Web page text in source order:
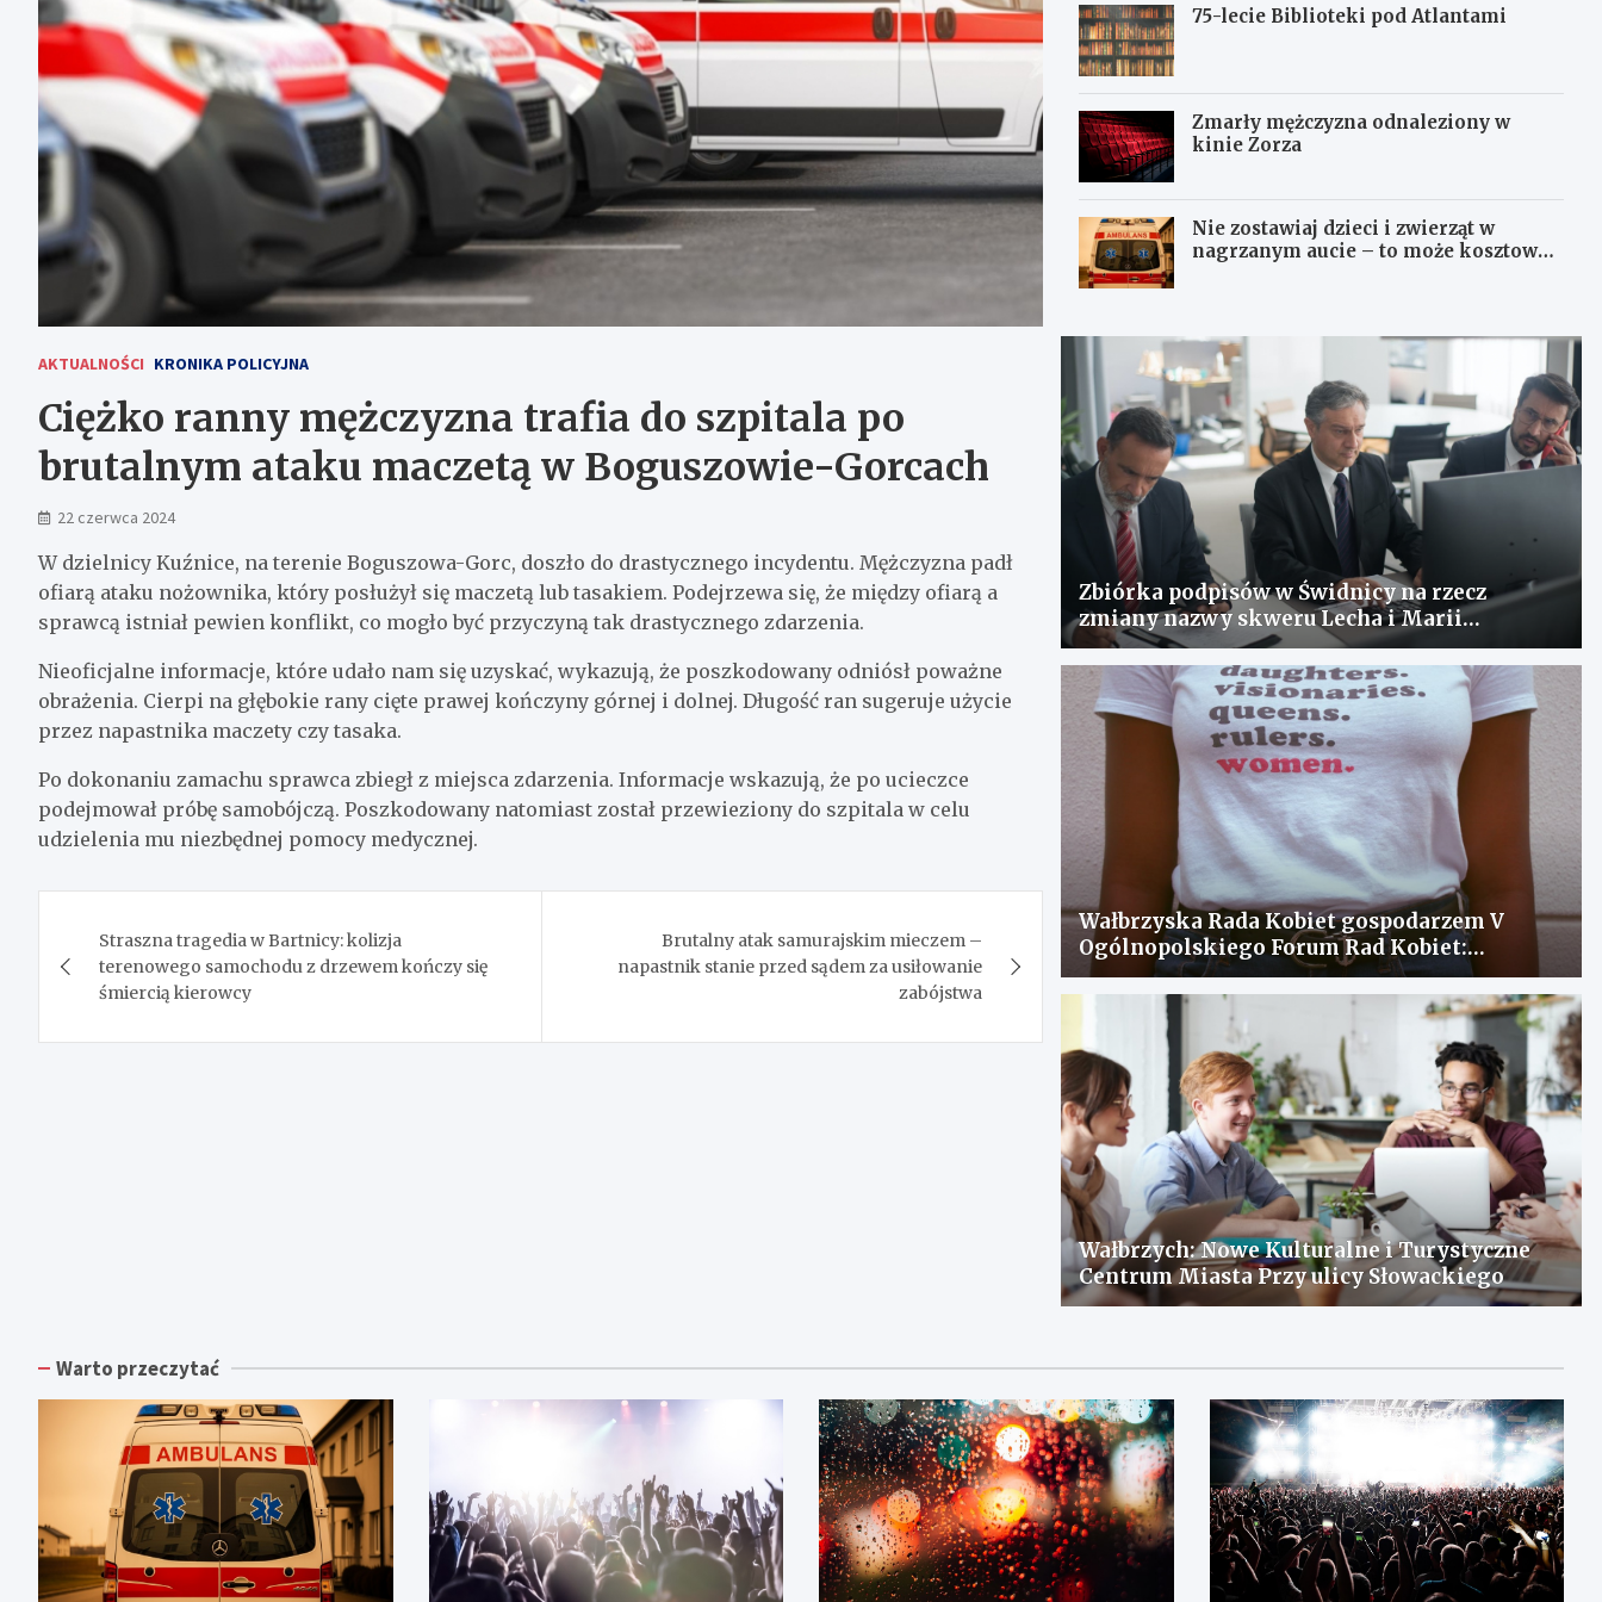
AKTUALNOŚCI KRONIKA POLICYJNA
Ciężko ranny mężczyzna trafia do szpitala po
brutalnym ataku maczetą w Boguszowie-Gorcach
22 czerwca 2024
W dzielnicy Kuźnice, na terenie Boguszowa-Gorc, doszło do drastycznego incydentu. Mężczyzna padł
ofiarą ataku nożownika, który posłużył się maczetą lub tasakiem. Podejrzewa się, że między ofiarą a
sprawcą istniał pewien konflikt, co mogło być przyczyną tak drastycznego zdarzenia.
Nieoficjalne informacje, które udało nam się uzyskać, wykazują, że poszkodowany odniósł poważne
obrażenia. Cierpi na głębokie rany cięte prawej kończyny górnej i dolnej. Długość ran sugeruje użycie
przez napastnika maczety czy tasaka.
Po dokonaniu zamachu sprawca zbiegł z miejsca zdarzenia. Informacje wskazują, że po ucieczce
podejmował próbę samobójczą. Poszkodowany natomiast został przewieziony do szpitala w celu
udzielenia mu niezbędnej pomocy medycznej.
wpisu
Straszna tragedia w Bartnicy: kolizja
terenowego samochodu z drzewem kończy się
śmiercią kierowcy
Brutalny atak samurajskim mieczem –
napastnik stanie przed sądem za usiłowanie
zabójstwa
75-lecie Biblioteki pod Atlantami
Zmarły mężczyzna odnaleziony w
kinie Zorza
Nie zostawiaj dzieci i zwierząt w
nagrzanym aucie – to może kosztować
Zbiórka podpisów w Świdnicy na rzecz
zmiany nazwy skweru Lecha i Marii
Kaczyńskich
Wałbrzyska Rada Kobiet gospodarzem V
Ogólnopolskiego Forum Rad Kobiet:
spotkanie dla wymiany doświadczeń i
rozwiązania problemów
Wałbrzych: Nowe Kulturalne i Turystyczne
Centrum Miasta Przy ulicy Słowackiego
Warto przeczytać